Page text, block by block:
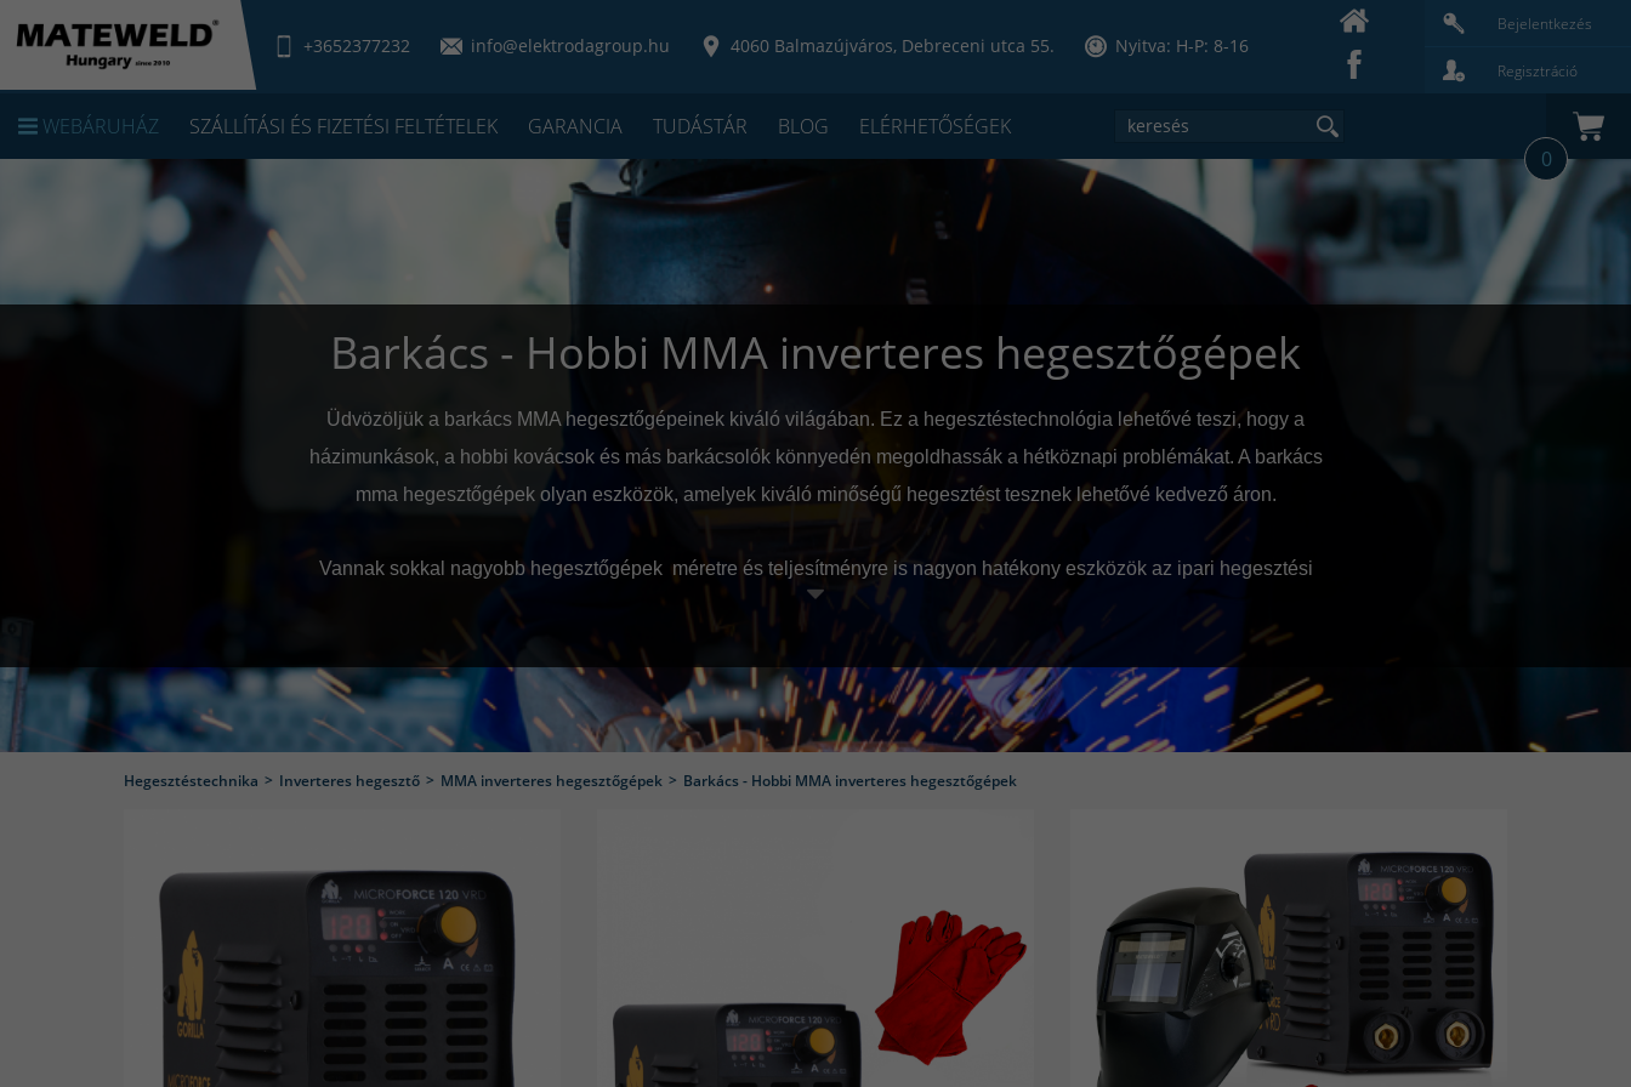
Bejelentkezés
Regisztráció
+3652377232 info@elektrodagroup.hu 4060 Balmazújváros, Debreceni utca 55. Nyitva: H-P: 8-16
WEBÁRUHÁZ SZÁLLÍTÁSI ÉS FIZETÉSI FELTÉTELEK GARANCIA TUDÁSTÁR BLOG
ELÉRHETŐSÉGEK
0
Barkács - Hobbi MMA inverteres hegesztőgépek
Üdvözöljük a barkács MMA hegesztőgépeinek kiváló világában. Ez a hegesztéstechnológia lehetővé teszi, hogy a
házimunkások, a hobbi kovácsok és más barkácsolók könnyedén megoldhassák a hétköznapi problémákat. A barkács
mma hegesztőgépek olyan eszközök, amelyek kiváló minőségű hegesztést tesznek lehetővé kedvező áron.
Vannak sokkal nagyobb hegesztőgépek méretre és teljesítményre is nagyon hatékony eszközök az ipari hegesztési
feladatok elvégzéséhez, és rendelkeznek a szükséges erővel és tartóssággal az intenzív hegesztési munkákhoz. Azonban,
ahegesztőgépek feleslegesen nagyok és drágák lehetnek a feladatra. Ebben az esetben az MMA hegesztőgépek általában
elegendőek, és megbízható teljesítményt nyújtanak a kevésbé igényes hegesztési munkákhoz, azokban a helyzetekben,
amikor egy komolyabb hegesztőgép túl sok lenne.Ez a kényelmes hegesztési forma ideális az egyszerűbb
barkácsfeladatok elvégzéséhez, mint például a kerítések, rácsok vagy autóalkatrészek hegesztése és javítása.
Egy jó barkács hegesztőnek számos előnye van, mint az egyszerűség, a hordozhatóság és a kompaktság. Ezek az
eszközök kis méretűek és könnyűek, így könnyedén mozgathatóak és tárolhatóak. Nem kell szakértőnek lenni, hogy
használjuk őket, mivel a beállítások egyszerűek és bevonatos pálca használatával dolgoznak.
A barkács hegesztőgépek hatékonyak és megbízhatóak, különösen olyan munkák során, mint a konyhai eszközök vagy
szerszámok javítása. Ezek az eszközök jól használhatóak autóalkatrészek javítására is. Mivel ezen gépeink könnyedén
Hegesztéstechnika Inverteres hegesztő MMA inverteres hegesztőgépek Barkács - Hobbi MMA inverteres hegesztőgépek